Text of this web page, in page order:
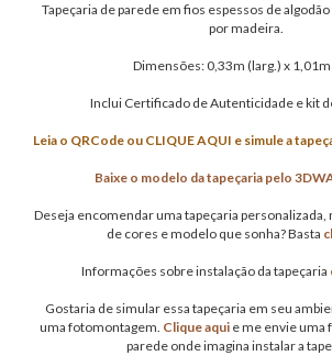
Tapeçaria de parede em fios espessos de
por madeira.
Dimensões: 0,33m (larg.) x 1,01m
Inclui Certificado de Autenticidade e kit
Leia o QRCode ou CLIQUE AQUI e simule a
Baixe o modelo da tapeçaria pelo
Deseja encomendar uma tapeçaria personalizada,
de cores e modelo que sonha? Basta
Informações sobre instalação da tapeçaria
Gostaria de simular essa tapeçaria em seu
uma fotomontagem. Clique aqui e me envie uma
parede onde imagina instalar a